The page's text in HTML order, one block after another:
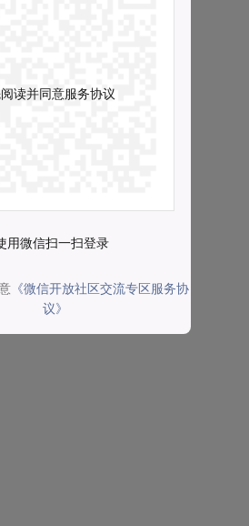
读并同意服务协议
用微信扫一扫登录
《微信开放社区交流专区服务协
议》